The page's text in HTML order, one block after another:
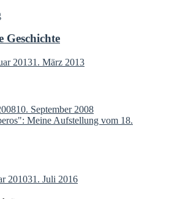
20131. März 2013
10. September 2008
201031. Juli 2016